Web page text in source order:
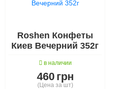
Roshen Конфеты
Киев Вечерний 352г
в наличии
460 грн
(Цена за шт)